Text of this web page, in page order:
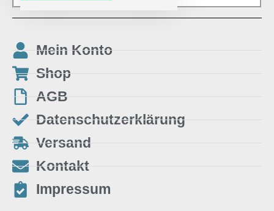
Mein Konto
Shop
AGB
Datenschutzerklärung
Versand
Kontakt
Impressum